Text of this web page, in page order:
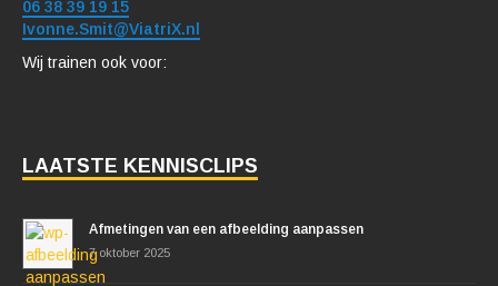
06 38 39 19 15
Ivonne.Smit@ViatriX.nl
Wij trainen ook voor:
LAATSTE KENNISCLIPS
Afmetingen van een afbeelding aanpassen
7 oktober 2025